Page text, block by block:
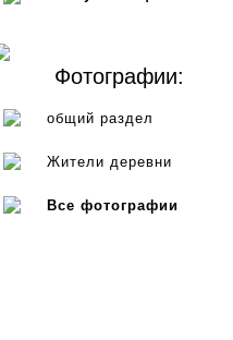
Фотографии:
общий раздел
Жители деревни
Все фотографии